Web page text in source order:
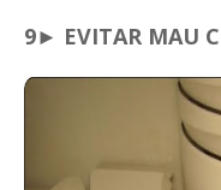
9► EVITAR MAU